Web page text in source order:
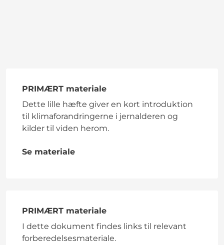
PRIMÆRT materiale
Dette lille hæfte giver en kort introduktion
til klimaforandringerne i jernalderen og
kilder til viden herom.
Se materiale
PRIMÆRT materiale
I dette dokument findes links til relevant
forberedelsesmateriale.